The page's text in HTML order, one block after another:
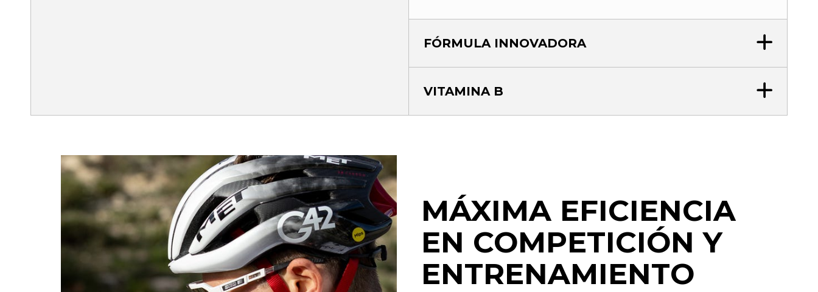
FÓRMULA INNOVADORA
VITAMINA B
MÁXIMA EFICIENCIA
EN COMPETICIÓN Y
ENTRENAMIENTO